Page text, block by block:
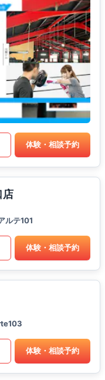
体験・相談予約
店
ルテ101
体験・相談予約
体験・相談予約